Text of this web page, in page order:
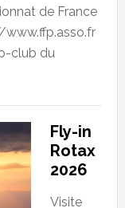
de France
www.ffp.asso.fr
club du
Fly-in
Rotax
2026
Visite